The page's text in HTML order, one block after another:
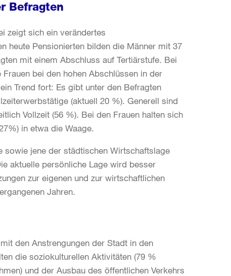
Befragten
zeigt sich ein verändertes
heute Pensionierten bilden die Männer mit 37
mit einem Abschluss auf Tertiärstufe. Bei
bei den hohen Abschlüssen in der
Trend fort: Es gibt unter den Befragten
(aktuell 20 %). Generell sind
Vollzeit (56 %). Bei den Frauen halten sich
in etwa die Waage.
sowie jene der städtischen Wirtschaftslage
aktuelle persönliche Lage wird besser
zur eigenen und zur wirtschaftlichen
Jahren.
den Anstrengungen der Stadt in den
die soziokulturellen Aktivitäten (79 %
und der Ausbau des öffentlichen Verkehrs